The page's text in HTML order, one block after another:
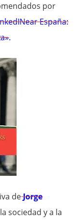
por
España:
.
deJorge
sociedad y a la